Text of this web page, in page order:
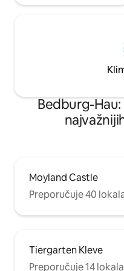
Bedburg-
Moyland Castle
Preporučuje 40
Tiergarten Kleve
Preporučuje 14